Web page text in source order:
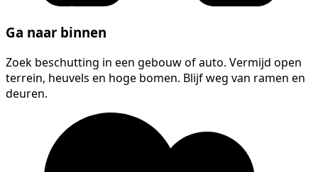
Ga naar binnen
Zoek beschutting in een gebouw of auto. Vermijd open
terrein, heuvels en hoge bomen. Blijf weg van ramen en
deuren.